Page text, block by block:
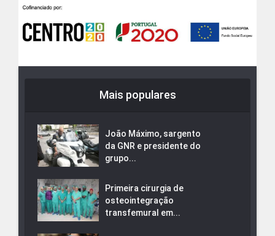
Mais populares
João Máximo, sargento
da GNR e presidente do
grupo...
Primeira cirurgia de
osteointegração
transfemural em...